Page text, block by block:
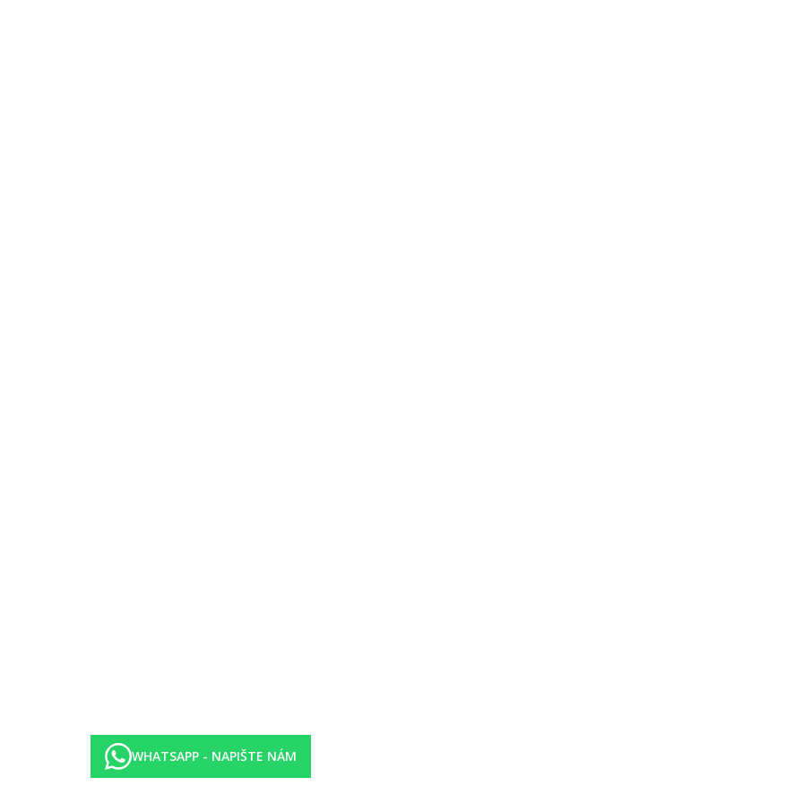
k dispozici zdarma. Dále má hotel konferenční prostor s celkem 50 sedadly. Zdravotní služba je za poplatek.
dostání osvěžující nápoje.
tenis (případně za poplatek). Golfové hřiště leží pouze 200 m od hotelu. Půjčovna kol. Nabídka wellness: masáže za poplatek. Lázeňská
program s živou hudbou. Herna.
služby jsou závislé na ročním období a na místních klimatických podmínkách. Kreditní karty: Visa a Euro/MasterCard.
za poplatek), balkónem nebo terasou, internetem (zdarma), sejfem (zdarma) a satelit.TV s plochou obrazovkou.
terasou a satelit.TV s plochou obrazovkou.
nebo terasou, internetem (zdarma), sejfem (zdarma) a satelit.TV s plochou obrazovkou.
nebo terasou, internetem (zdarma), sejfem (zdarma) a satelit.TV s plochou obrazovkou a také centrálně řízenou klimatizací.
WHATSAPP - NAPIŠTE NÁM